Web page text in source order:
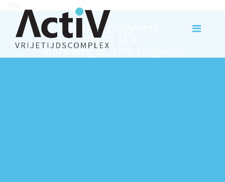
Activ Tongeren
012 23 33 43
Rutterweg 63, 3700 Tongeren